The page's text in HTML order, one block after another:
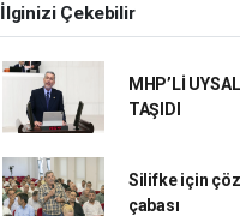
İlginizi Çekebilir
MHP’Lİ
TAŞIDI
Silifke için
çabası